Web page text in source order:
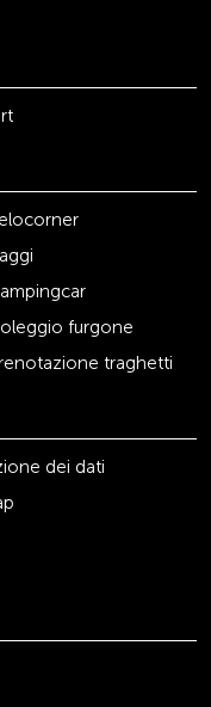
furgone
traghetti
dei dati